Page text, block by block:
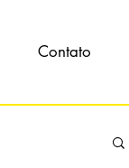
Contato